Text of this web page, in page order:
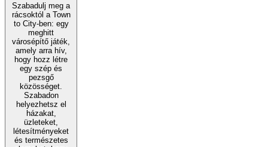
Szabadulj meg a
rácsoktól a Town
to City-ben: egy
meghitt
városépítő játék,
amely arra hív,
hogy hozz létre
egy szép és
pezsgő
közösséget.
Szabadon
helyezhetsz el
házakat,
üzleteket,
létesítményeket
és természetes